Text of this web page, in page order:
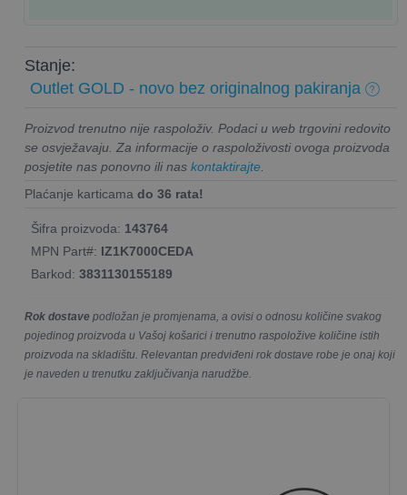
Stanje:
Outlet GOLD - novo bez originalnog pakiranja
Proizvod trenutno nije raspoloživ. Podaci u web trgovini redovito
se osvježavaju. Za informacije o raspoloživosti ovoga proizvoda
posjetite nas ponovno ili nas kontaktirajte
Plaćanje karticama do 36 rata!
Šifra proizvoda: 143764
MPN Part#: IZ1K7000CEDA
Barkod: 3831130155189
Rok dostave podložan je promjenama, a ovisi o odnosu količine svakog
pojedinog proizvoda u Vašoj košarici i trenutno raspoložive količine istih
proizvoda na skladištu. Relevantan predviđeni rok dostave robe je onaj koji
je naveden u trenutku zaključivanja narudžbe.